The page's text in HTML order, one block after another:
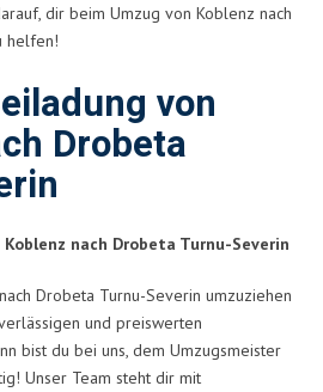
dir beim Umzug von Koblenz nach
helfen!
von
Drobeta
Koblenz nach Drobeta Turnu-Severin
Drobeta Turnu-Severin umzuziehen
und preiswerten
bist du bei uns, dem Umzugsmeister
Unser Team steht dir mit